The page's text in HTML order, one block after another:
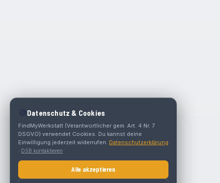
🍪 Datenschutz & Cookies
FindMyWerkstatt (Verantwortlicher gem. Art. 4 Nr. 7
DSGVO) verwendet Cookies. Du kannst deine
Einwilligung jederzeit widerrufen. Datenschutzerklärung
· DSB kontaktieren
Alle akzeptieren